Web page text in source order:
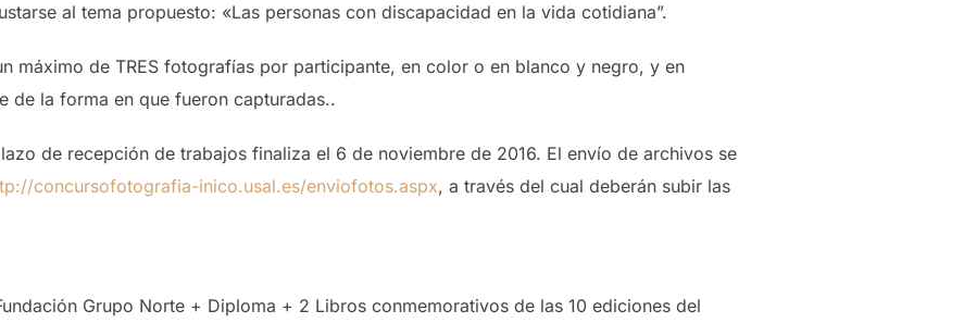
al tema propuesto: «Las personas con discapacidad en la vida cotidiana”.
máximo de TRES fotografías por participante, en color o en blanco y negro, y en
de la forma en que fueron capturadas..
de recepción de trabajos finaliza el 6 de noviembre de 2016. El envío de archivos se
concursofotografia-inico.usal.es/enviofotos.aspx, a través del cual deberán subir las
Grupo Norte + Diploma + 2 Libros conmemorativos de las 10 ediciones del